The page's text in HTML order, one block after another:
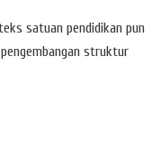
satuan pendidikan pun
struktur